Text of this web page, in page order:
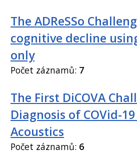
The ADReSSo
cognitive decline
only
Počet záznamů: 7
The First DiCOVA
Diagnosis of COVid-
Acoustics
Počet záznamů: 6